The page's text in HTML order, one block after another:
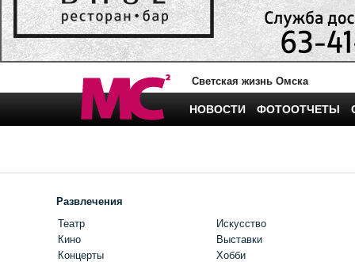
Светская жизнь Омска
НОВОСТИ ФОТООТЧЕТЫ
Развлечения
Театр
Кино
Концерты
Искусство
Выставки
Хобби